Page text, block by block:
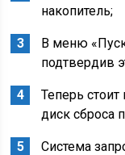
накопитель;
В меню
подтвердив
Теперь
диск сброса
Система